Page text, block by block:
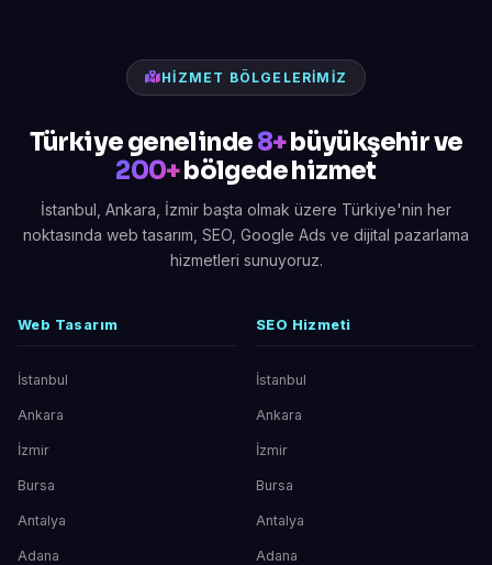
HIZMET BÖLGELERIMIZ
Türkiye genelinde8+büyükşehir ve
200+bölgede hizmet
İstanbul, Ankara, İzmir başta olmak üzere Türkiye'nin her
noktasında web tasarım, SEO, Google Ads ve dijital pazarlama
hizmetleri sunuyoruz.
Web Tasarım
İstanbul
Ankara
İzmir
Bursa
Antalya
Adana
SEO Hizmeti
İstanbul
Ankara
İzmir
Bursa
Antalya
Adana